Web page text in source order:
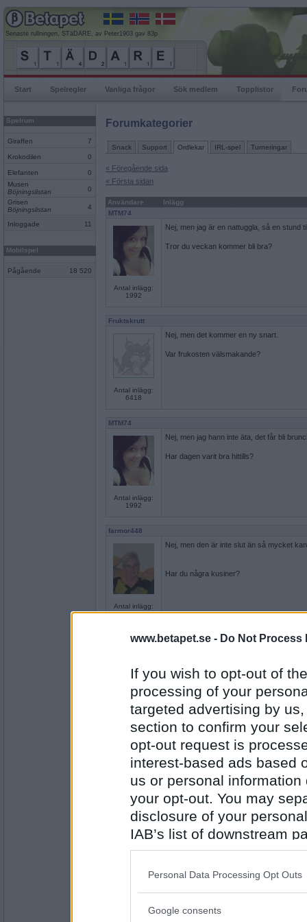
www.betapet.se - Do Not Process
If you wish to opt-out of
processing of your
targeted advertising by
section to confirm your
opt-out request is
interest-based ads based
us or personal
your opt-out. You may
disclosure of your
IAB’s list of downstream
also be disclosed by us
Downstream Participants
Please note that this
Personal Data Processing Opt Outs
Google consents
Senaste rullningen, STäDARE, av Peter1903 gav 83p
Start Spelregler Vanliga frågor Sök medlem Topplistor
Spelrum
Giraffen 7
Krokodilen 0
Elefanten
0
Musen
Böjningslistan
0
Grisen
Böjningslistan
4
Inloggade 11
Mobilspel
Pågående 18 520
Forumkategorier
Snack Support Ordlekar IRL-spel Turneringar
« Föregående sida
« Första sidan
Användare
Inlägg
MTM74
Antal inlägg:
1992
Nej, men jag är en nattuggla, så en stund
Tror du veckan kommer bli bra?
Fruktskrutt
Antal inlägg:
6418
Nej, men det kommer en ny snart.
Var frukosten välsmakande?
MTM74
Antal inlägg:
1992
Nej, men jag hann inte äta, det får bli
Har dagen varit bra hittills?
farmor448
Antal inlägg:
6961
Nej, men den är inte slut än så mycket
Har du några kusiner?
witchgame
Antal inlägg:
tycker du om din bästa vän`?
kurbitshexan
Antal inlägg: 114
Nej men jag älskar min bästa vän! :)
Är du trött idag?